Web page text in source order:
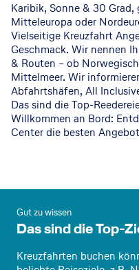
Karibik, Sonne & 30
Mitteleuropa oder
Vielseitige Kreuzfahrt
Geschmack. Wir nennen
& Routen – ob
Mittelmeer. Wir
Abfahrtshäfen, All
Das sind die Top-
Willkommen an Bord:
Center die besten
Gut zu wissen
Das sind die Top-
Kreuzfahrten buchen